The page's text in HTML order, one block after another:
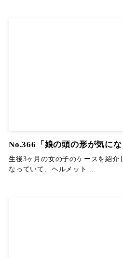
No.366「娘の頭の形が気にな
生後3ヶ月の女の子のケースを紹介
なっていて、ヘルメット...